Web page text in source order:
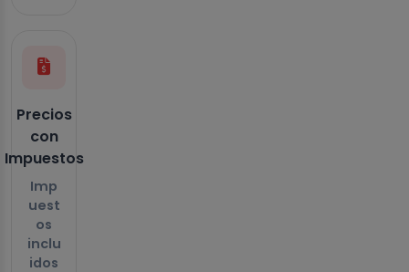
Precios
con
Impuestos
Imp
uest
os
inclu
idos